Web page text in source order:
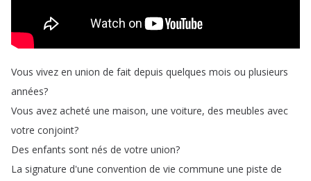
Vous vivez en union de fait depuis quelques mois ou plusieurs
années?
Vous avez acheté une maison, une voiture, des meubles avec
votre conjoint?
Des enfants sont nés de votre union?
La signature d'une convention de vie commune une piste de